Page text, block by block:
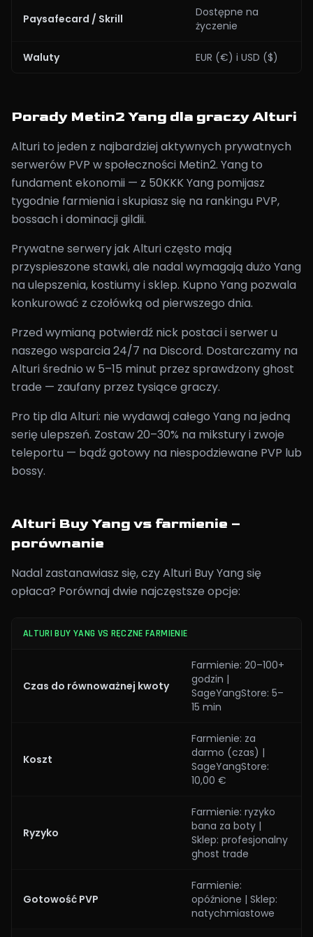
Paysafecard / Skrill
Dostępne na
życzenie
Waluty EUR (€) i USD ($)
Porady Metin2 Yang dla graczy Alturi
Alturi to jeden z najbardziej aktywnych prywatnych
serwerów PVP w społeczności Metin2. Yang to
fundament ekonomii — z 50KKK Yang pomijasz
tygodnie farmienia i skupiasz się na rankingu PVP,
bossach i dominacji gildii.
Prywatne serwery jak Alturi często mają
przyspieszone stawki, ale nadal wymagają dużo Yang
na ulepszenia, kostiumy i sklep. Kupno Yang pozwala
konkurować z czołówką od pierwszego dnia.
Przed wymianą potwierdź nick postaci i serwer u
naszego wsparcia 24/7 na Discord. Dostarczamy na
Alturi średnio w 5–15 minut przez sprawdzony ghost
trade — zaufany przez tysiące graczy.
Pro tip dla Alturi: nie wydawaj całego Yang na jedną
serię ulepszeń. Zostaw 20–30% na mikstury i zwoje
teleportu — bądź gotowy na niespodziewane PVP lub
bossy.
Alturi Buy Yang vs farmienie –
porównanie
Nadal zastanawiasz się, czy Alturi Buy Yang się
opłaca? Porównaj dwie najczęstsze opcje:
ALTURI BUY YANG VS RĘCZNE FARMIENIE
Czas do równoważnej kwoty
Farmienie: 20–100+
godzin |
SageYangStore: 5–
15 min
Koszt
Farmienie: za
darmo (czas) |
SageYangStore:
10,00 €
Ryzyko
Farmienie: ryzyko
bana za boty |
Sklep: profesjonalny
ghost trade
Gotowość PVP
Farmienie:
opóźnione | Sklep:
natychmiastowe